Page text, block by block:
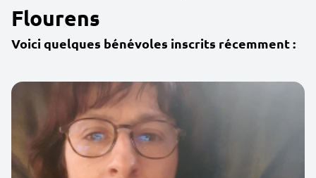
Flourens
Voici quelques bénévoles inscrits récemment :